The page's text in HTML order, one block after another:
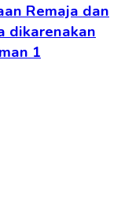
Remaja dan
dikarenakan
1